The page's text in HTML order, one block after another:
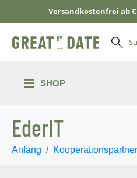
Versandkostenfrei ab €
SHOP
EderIT
Anfang Kooperationspartner